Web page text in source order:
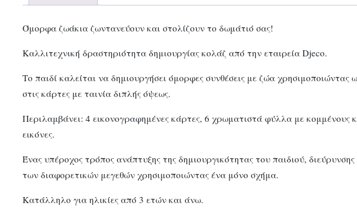
Όμορφα ζωάκια ζωντανεύουν και στολίζουν το δωμάτιό σας!
Καλλιτεχνική δραστηριότητα δημιουργίας κολάζ από την εταιρεία Djeco.
Το παιδί καλείται να δημιουργήσει όμορφες συνθέσεις με ζώα
στις κάρτες με ταινία διπλής όψεως.
Περιλαμβάνει: 4 εικονογραφημένες κάρτες, 6 χρωματιστά φύλλα με
εικόνες.
Ένας υπέροχος τρόπος ανάπτυξης της δημιουργικότητας του παιδιού,
των διαφορετικών μεγεθών χρησιμοποιώντας ένα μόνο σχήμα.
Κατάλληλο για ηλικίες από 3 ετών και άνω.